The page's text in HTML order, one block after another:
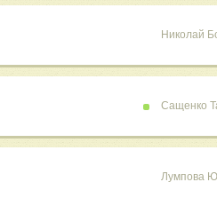
Николай
Сащенко
Лумпова